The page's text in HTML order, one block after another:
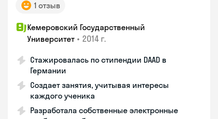
1 отзыв
Кемеровский Государственный
Университет • 2014 г.
Стажировалась по стипендии DAAD в
Германии
Создает занятия, учитывая интересы
каждого ученика
Разработала собственные электронные